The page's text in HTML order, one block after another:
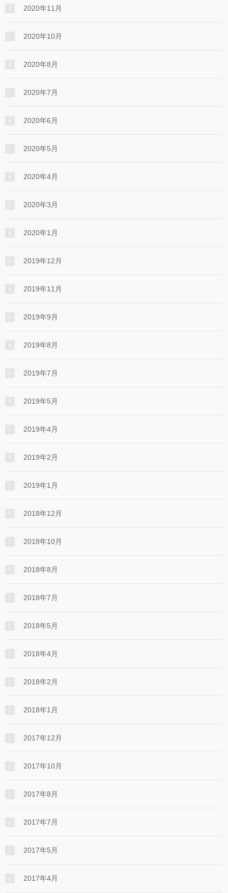
2020年11月
2020年10月
2020年8月
2020年7月
2020年6月
2020年5月
2020年4月
2020年3月
2020年1月
2019年12月
2019年11月
2019年9月
2019年8月
2019年7月
2019年5月
2019年4月
2019年2月
2019年1月
2018年12月
2018年10月
2018年8月
2018年7月
2018年5月
2018年4月
2018年2月
2018年1月
2017年12月
2017年10月
2017年8月
2017年7月
2017年5月
2017年4月